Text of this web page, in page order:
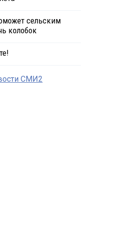
сельским
колобок
СМИ2